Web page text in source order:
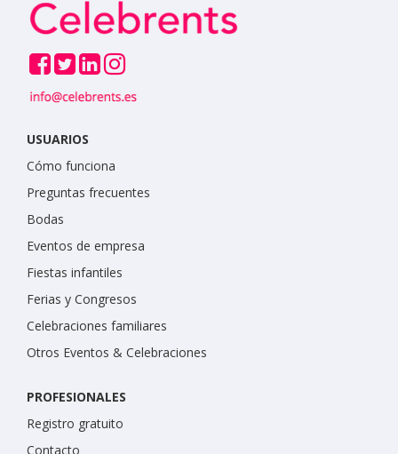
USUARIOS
Cómo funciona
Preguntas frecuentes
Bodas
Eventos de empresa
Fiestas infantiles
Ferias y Congresos
Celebraciones familiares
Otros Eventos & Celebraciones
PROFESIONALES
Registro gratuito
Contacto